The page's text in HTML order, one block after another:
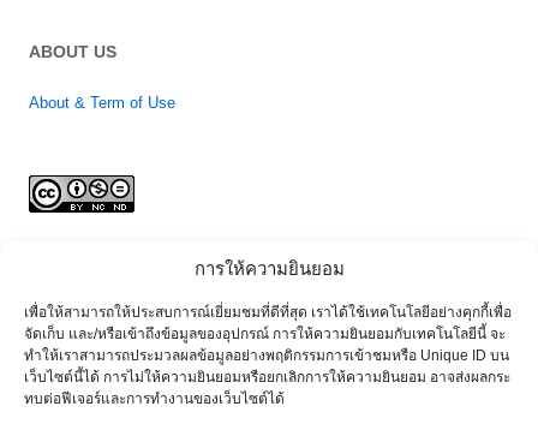
การให้ความยินยอม
เพื่อให้สามารถให้ประสบการณ์เยี่ยมชมที่ดีที่สุด เราได้ใช้เทคโนโลยีอย่างคุกกี้เพื่อ
จัดเก็บ และ/หรือเข้าถึงข้อมูลของอุปกรณ์ การให้ความยินยอมกับเทคโนโลยีนี้ จะ
ทำให้เราสามารถประมวลผลข้อมูลอย่างพฤติกรรมการเข้าชมหรือ Unique ID บน
เว็บไซต์นี้ได้ การไม่ให้ความยินยอมหรือยกเลิกการให้ความยินยอม อาจส่งผลกระ
ทบต่อฟีเจอร์และการทำงานของเว็บไซต์ได้
ABOUT US
About & Term of Use
© since 2006 Apirak T. All Rights Reserved.
Third party works and names are the legal property (copyright and/or